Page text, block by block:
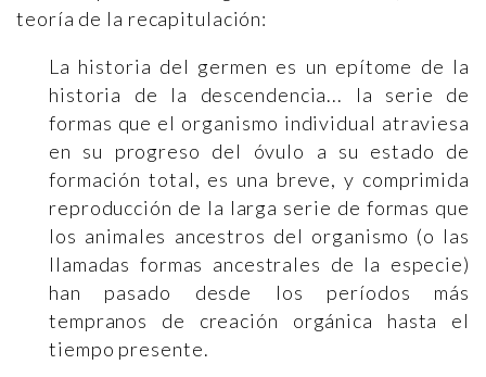
teoría de la recapitulación:
La historia del germen es un epítome de la
historia de la descendencia... la serie de
formas que el organismo individual atraviesa
en su progreso del óvulo a su estado de
formación total, es una breve, y comprimida
reproducción de la larga serie de formas que
los animales ancestros del organismo (o las
llamadas formas ancestrales de la especie)
han pasado desde los períodos más
tempranos de creación orgánica hasta el
tiempo presente.